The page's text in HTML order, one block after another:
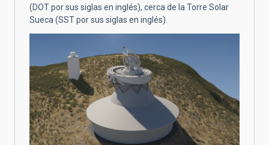
(DOT por sus siglas en inglés), cerca de la Torre Solar
Sueca (SST por sus siglas en inglés).